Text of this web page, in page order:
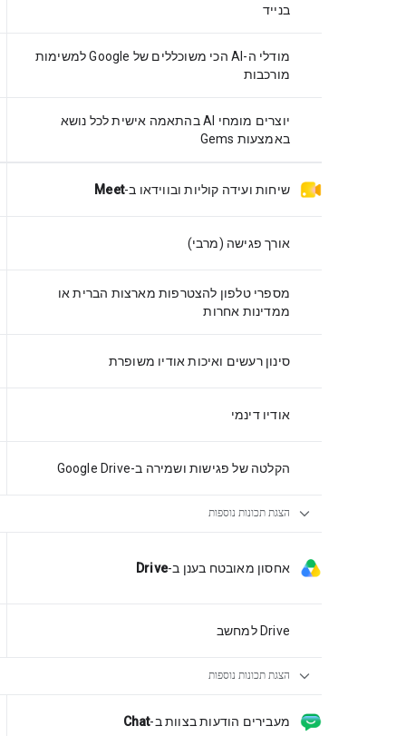
בנייד
מודלי ה-AI הכי משוכללים של Google למשימות
מורכבות
יוצרים מומחי AI בהתאמה אישית לכל נושא
באמצעות Gems
שיחות ועידה קוליות ובווידאו ב-Meet
אורך פגישה (מרבי)
מספרי טלפון להצטרפות מארצות הברית או
ממדינות אחרות
סינון רעשים ואיכות אודיו משופרת
אודיו דינמי
הקלטה של פגישות ושמירה ב-Google Drive
expand_more הצגת תכונות נוספות
אחסון מאובטח בענן ב-Drive
Drive למחשב
expand_more הצגת תכונות נוספות
מעבירים הודעות בצוותב-Chat